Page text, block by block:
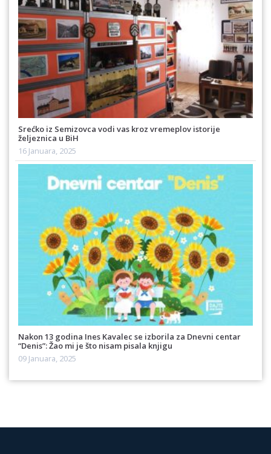
Srećko iz Semizovca vodi vas kroz vremeplov istorije
željeznica u BiH
16 Januara, 2025
Nakon 13 godina Ines Kavalec se izborila za Dnevni centar
“Denis”: Žao mi je što nisam pisala knjigu
09 Januara, 2025